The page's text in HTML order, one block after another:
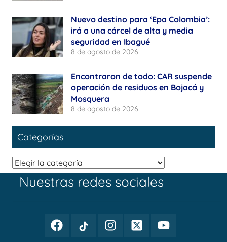
Nuevo destino para ‘Epa Colombia’:
irá a una cárcel de alta y media
seguridad en Ibagué
8 de agosto de 2026
Encontraron de todo: CAR suspende
operación de residuos en Bojacá y
Mosquera
8 de agosto de 2026
Categorías
Categorías
Nuestras redes sociales
FacebookTikTok
InstagramTwitterYoutube